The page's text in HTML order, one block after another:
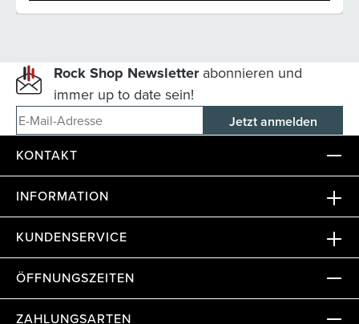
Rock Shop Newsletterabonnieren und
immer up to date sein!
E-Mail-Adresse
KONTAKT
INFORMATION
KUNDENSERVICE
ÖFFNUNGSZEITEN
ZAHLUNGSARTEN